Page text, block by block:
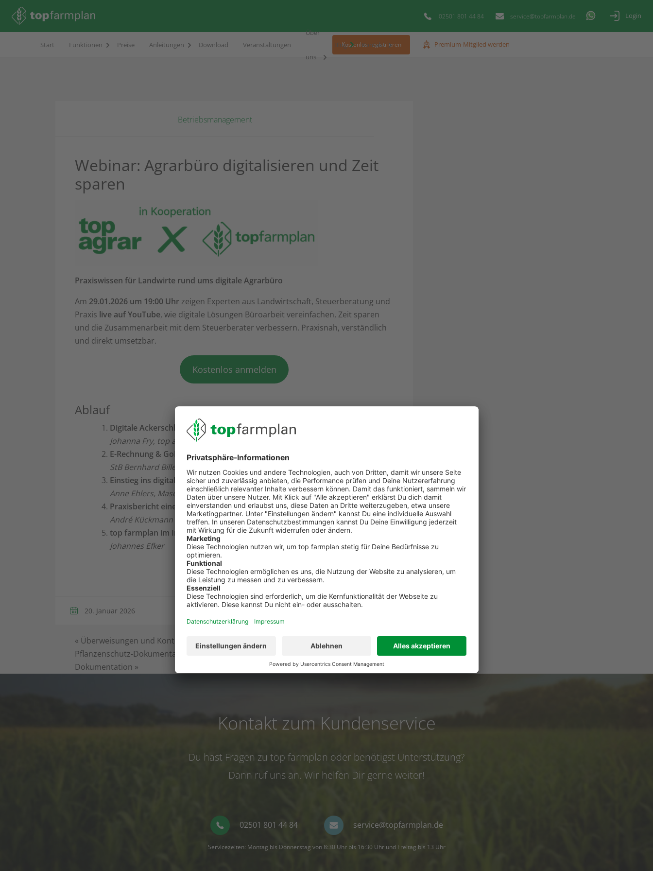
02501 801 44 84 service@topfarmplan.de Login
Start Funktionen Preise Anleitungen Download Veranstaltungen
Über
uns
Blog Kontakt
Kostenlos registrieren Premium-Mitglied werden
Betriebsmanagement
Webinar: Agrarbüro digitalisieren und Zeit
sparen
Praxiswissen für Landwirte rund ums digitale Agrarbüro
Am 29.01.2026 um 19:00 Uhr zeigen Experten aus Landwirtschaft, Steuerberatung und
Praxis live auf YouTube, wie digitale Lösungen Büroarbeit vereinfachen, Zeit sparen
und die Zusammenarbeit mit dem Steuerberater verbessern. Praxisnah, verständlich
und direkt umsetzbar.
Kostenlos anmelden
Ablauf
Digitale Ackerschlagkartei – Chancen & neue Vorgaben
Johanna Fry, top agrar
E-Rechnung & GoBD – was kommt auf Betriebe zu?
StB Bernhard Billermann, wetreu Münster
Einstieg ins digitale Agrarbüro
Anne Ehlers, Maschinenring
Praxisbericht eines Landwirts
André Kückmann
top farmplan im Interview
Johannes Efker
Kostenlos anmelden
20. Januar 2026
« Überweisungen und Kontoumsätze abrufen
Pflanzenschutz-Dokumentation ab 2026: Neue Regelungen und digitale
Dokumentation »
Kontakt zum Kundenservice
Du hast Fragen zu top farmplan oder benötigst Unterstützung?
Dann ruf uns an. Wir helfen Dir gerne weiter!
02501 801 44 84 service@topfarmplan.de
Servicezeiten: Montag bis Donnerstag von 8:30 Uhr bis 16:30 Uhr und Freitag bis 13 Uhr